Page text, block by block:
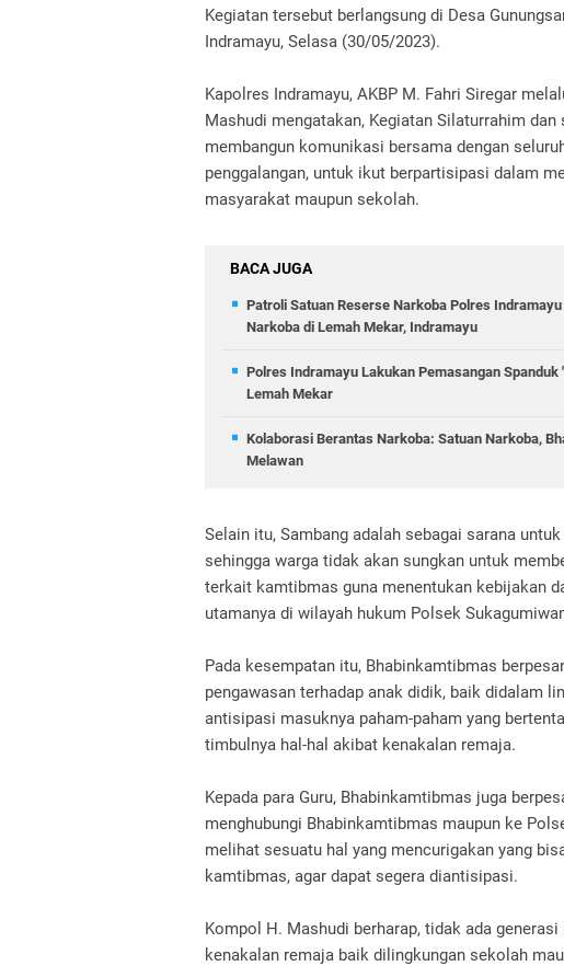
Kegiatan tersebut berlangsung di Desa
Indramayu, Selasa (30/05/2023).
Kapolres Indramayu, AKBP M. Fahri Siregar
Mashudi mengatakan, Kegiatan Silaturrahim
membangun komunikasi bersama dengan
penggalangan, untuk ikut berpartisipasi dalam
masyarakat maupun sekolah.
BACA JUGA
Patroli Satuan Reserse Narkoba Polres
Narkoba di Lemah Mekar, Indramayu
Polres Indramayu Lakukan Pemasangan
Lemah Mekar
Kolaborasi Berantas Narkoba: Satuan Narkoba,
Melawan
Selain itu, Sambang adalah sebagai sarana
sehingga warga tidak akan sungkan untuk
terkait kamtibmas guna menentukan kebijakan
utamanya di wilayah hukum Polsek
Pada kesempatan itu, Bhabinkamtibmas
pengawasan terhadap anak didik, baik didalam
antisipasi masuknya paham-paham yang
timbulnya hal-hal akibat kenakalan remaja.
Kepada para Guru, Bhabinkamtibmas juga
menghubungi Bhabinkamtibmas maupun ke
melihat sesuatu hal yang mencurigakan yang
kamtibmas, agar dapat segera diantisipasi.
Kompol H. Mashudi berharap, tidak ada
kenakalan remaja baik dilingkungan sekolah